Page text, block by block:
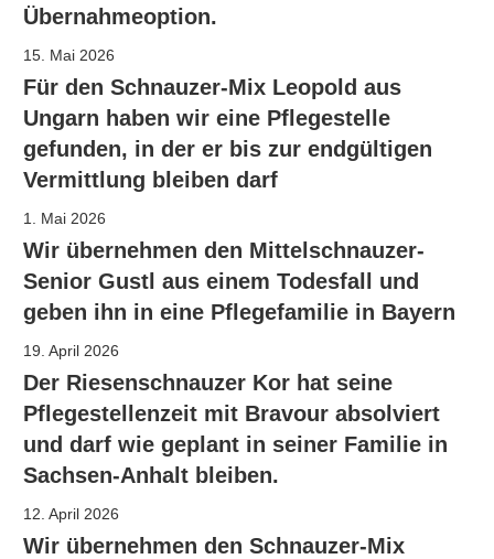
Übernahmeoption.
15. Mai 2026
Für den Schnauzer-Mix Leopold aus
Ungarn haben wir eine Pflegestelle
gefunden, in der er bis zur endgültigen
Vermittlung bleiben darf
1. Mai 2026
Wir übernehmen den Mittelschnauzer-
Senior Gustl aus einem Todesfall und
geben ihn in eine Pflegefamilie in Bayern
19. April 2026
Der Riesenschnauzer Kor hat seine
Pflegestellenzeit mit Bravour absolviert
und darf wie geplant in seiner Familie in
Sachsen-Anhalt bleiben.
12. April 2026
Wir übernehmen den Schnauzer-Mix